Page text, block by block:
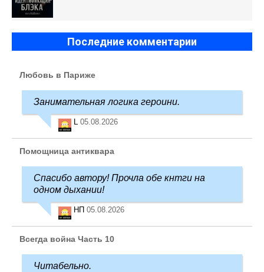
Последние комментарии
Любовь в Париже
Занимательная логика героини.
L 05.08.2026
Помощница антиквара
Спасибо автору! Прочла обе кнтги на
одном дыхании!
НП 05.08.2026
Всегда война Часть 10
Читабельно.